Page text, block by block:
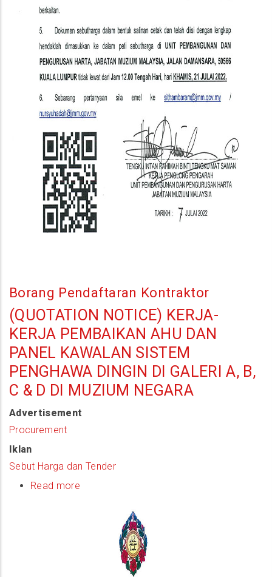
Borang Pendaftaran Kontraktor
(QUOTATION NOTICE) KERJA-
KERJA PEMBAIKAN AHU DAN
PANEL KAWALAN SISTEM
PENGHAWA DINGIN DI GALERI A, B,
C & D DI MUZIUM NEGARA
Advertisement
Procurement
Iklan
Sebut Harga dan Tender
Read more
Pembaikan